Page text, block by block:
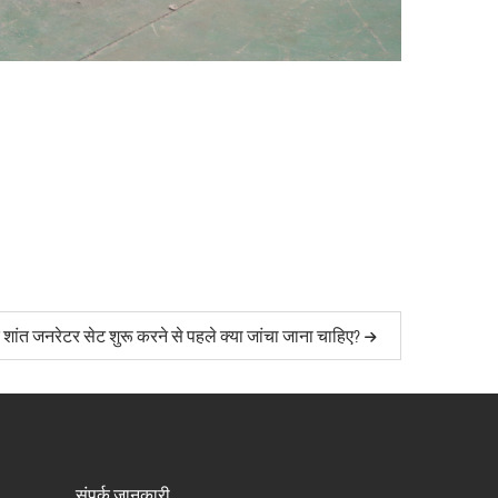
जनरेटर सेट शुरू करने से पहले क्या जांचा जाना चाहिए?